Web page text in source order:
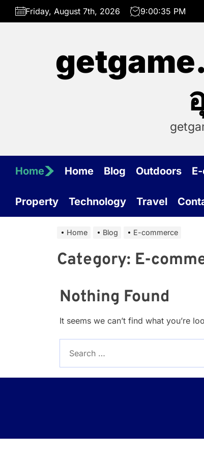
Skip
Friday, August 7th, 2026 9:00:35 PM
Home Home Blog Outdoors
Property Technology Travel
Home Blog E-commerce
Category: E-
Nothing Found
It seems we can’t find what you’re
for: